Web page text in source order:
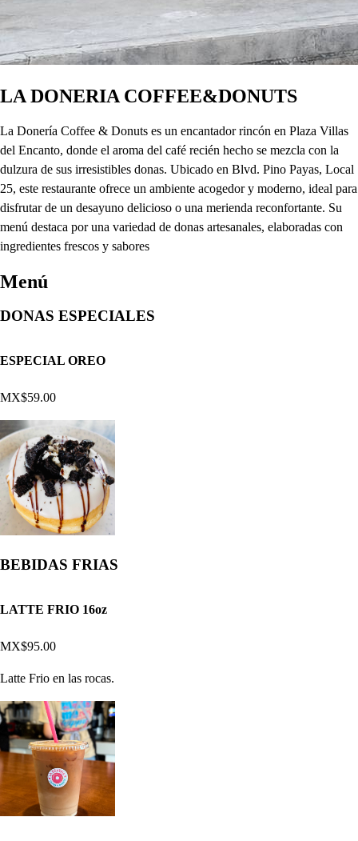
LA DONERIA COFFEE&DONUTS
La Donería Coffee & Donuts es un encantador rincón en Plaza Villas
del Encanto, donde el aroma del café recién hecho se mezcla con la
dulzura de sus irresistibles donas. Ubicado en Blvd. Pino Payas, Local
25, este restaurante ofrece un ambiente acogedor y moderno, ideal para
disfrutar de un desayuno delicioso o una merienda reconfortante. Su
menú destaca por una variedad de donas artesanales, elaboradas con
ingredientes frescos y sabores
Menú
DONAS ESPECIALES
ESPECIAL OREO
MX$59.00
BEBIDAS FRIAS
LATTE FRIO 16oz
MX$95.00
Latte Frio en las rocas.